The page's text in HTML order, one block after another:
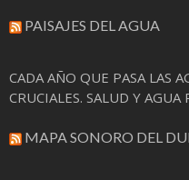
PAISAJES DEL AGUA
CADA AÑO QUE PASA LAS
CRUCIALES. SALUD Y AGUA
MAPA SONORO DEL